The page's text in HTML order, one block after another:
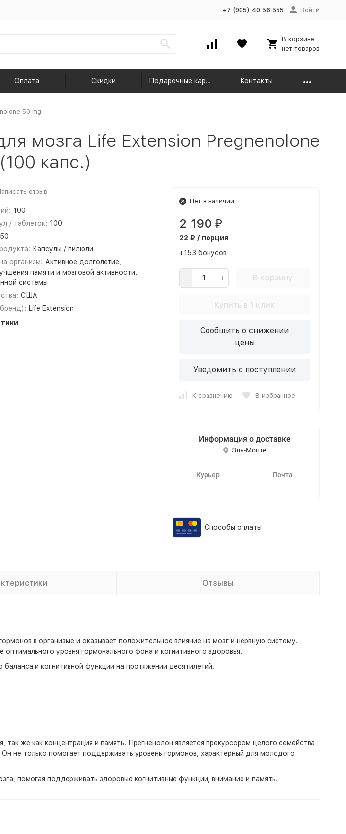
+7 (905) 40 56 555 Войти
В корзине
нет товаров
Оплата Скидки Подарочные карты Контакты
50 mg
мозга Life Extension Pregnenolone
капс.)
отзыв
100
/ таблеток: 100
50
Капсулы / пилюли
организм: Активное долголетие,
памяти и мозговой активности,
системы
США
Life Extension
Нет в наличии
2 190 ₽
22 ₽ / порция
+153 бонусов
В корзину
Купить в 1 клик
Сообщить о снижении
цены
Уведомить о поступлении
К сравнению В избранное
Информация о доставке
Эль-Монте
Курьер Почта
Способы оплаты
Отзывы
в организме и оказывает положительное влияние на мозг и нервную систему.
уровня гормонального фона и когнитивного здоровья.
и когнитивной функции на протяжении десятилетий.
же как концентрация и память. Прегненолон является прекурсором целого семейства
не только помогает поддерживать уровень гормонов, характерный для молодого
помогая поддерживать здоровые когнитивные функции, внимание и память.